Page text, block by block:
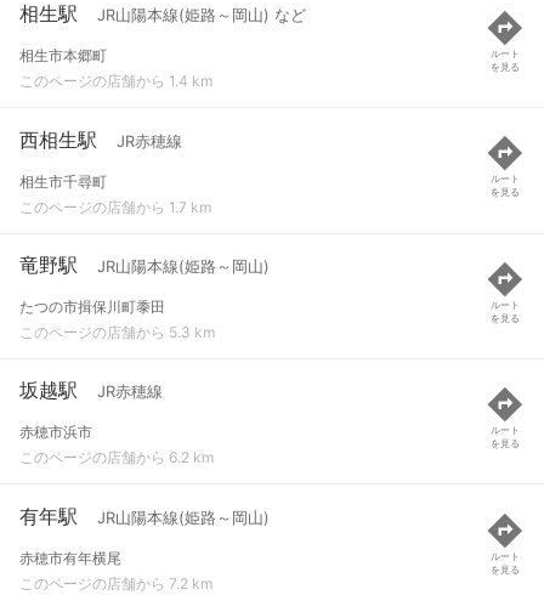
相生駅 JR山陽本線(姫路～岡山) など
相生市本郷町
このページの店舗から 1.4 km
ルート
を見る
西相生駅 JR赤穂線
相生市千尋町
このページの店舗から 1.7 km
ルート
を見る
竜野駅 JR山陽本線(姫路～岡山)
たつの市揖保川町黍田
このページの店舗から 5.3 km
ルート
を見る
坂越駅 JR赤穂線
赤穂市浜市
このページの店舗から 6.2 km
ルート
を見る
有年駅 JR山陽本線(姫路～岡山)
赤穂市有年横尾
このページの店舗から 7.2 km
ルート
を見る